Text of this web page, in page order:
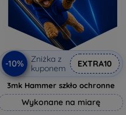
-10%
Zniżka z
kuponem
EXTRA10
3mk Hammer szkło ochronne
Wykonane na miarę